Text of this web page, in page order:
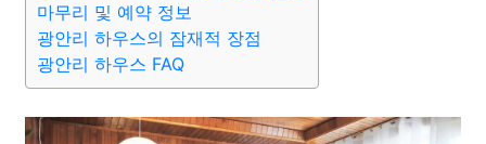
마무리 및 예약 정보
광안리 하우스의 잠재적 장점
광안리 하우스 FAQ